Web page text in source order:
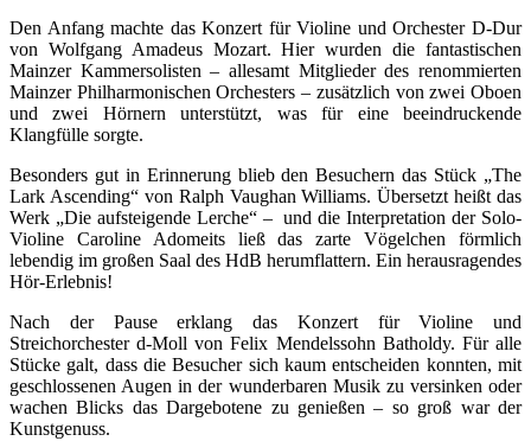
Den Anfang machte das Konzert für Violine und Orchester D-Dur
von Wolfgang Amadeus Mozart. Hier wurden die fantastischen
Mainzer Kammersolisten – allesamt Mitglieder des renommierten
Mainzer Philharmonischen Orchesters – zusätzlich von zwei Oboen
und zwei Hörnern unterstützt, was für eine beeindruckende
Klangfülle sorgte.
Besonders gut in Erinnerung blieb den Besuchern das Stück „The
Lark Ascending“ von Ralph Vaughan Williams. Übersetzt heißt das
Werk „Die aufsteigende Lerche“ – und die Interpretation der Solo-
Violine Caroline Adomeits ließ das zarte Vögelchen förmlich
lebendig im großen Saal des HdB herumflattern. Ein herausragendes
Hör-Erlebnis!
Nach der Pause erklang das Konzert für Violine und
Streichorchester d-Moll von Felix Mendelssohn Batholdy. Für alle
Stücke galt, dass die Besucher sich kaum entscheiden konnten, mit
geschlossenen Augen in der wunderbaren Musik zu versinken oder
wachen Blicks das Dargebotene zu genießen – so groß war der
Kunstgenuss.